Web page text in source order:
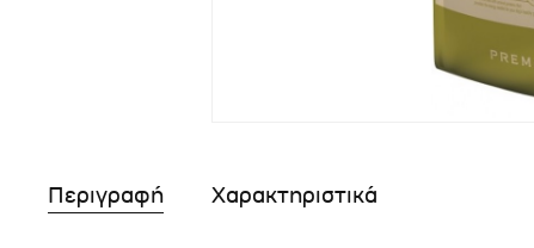
Περιγραφή Χαρακτηριστικά